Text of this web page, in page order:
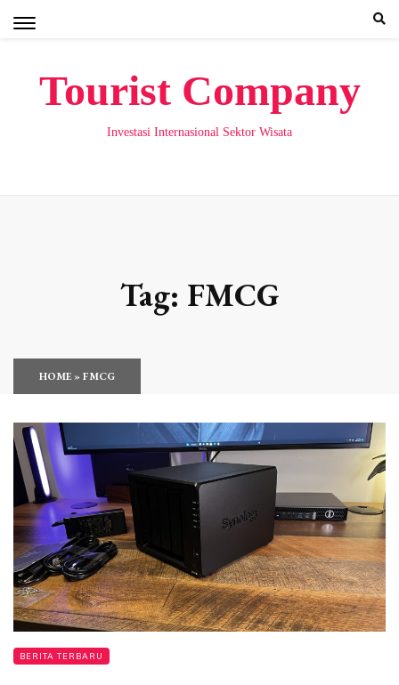
Tourist Company
Investasi Internasional Sektor Wisata
Tag: FMCG
HOME»FMCG
BERITA TERBARU